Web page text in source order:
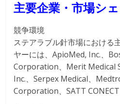
主要企業・市場シ
競争環境
ステアラブル針市場における
ヤーには、ApioMed, Inc.、
Corporation、Merit Medical
Inc.、Serpex Medical、
Corporation、SATT